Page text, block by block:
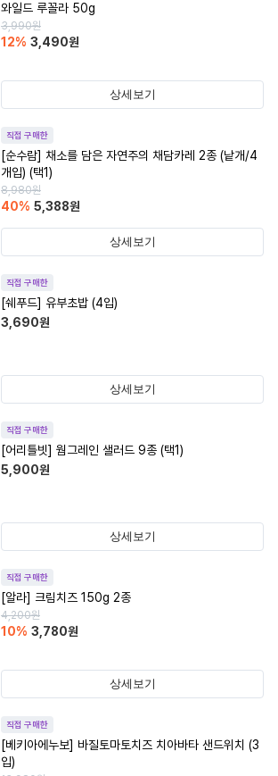
와일드 루꼴라 50g
3,990원
12% 3,490원
상세보기
직접 구매한
[순수람] 채소를 담은 자연주의 채담카레 2종 (낱개/4
개입) (택1)
8,980원
40% 5,388원
상세보기
직접 구매한
[쉐푸드] 유부초밥 (4입)
3,690원
상세보기
직접 구매한
[어리틀빗] 웜그레인 샐러드 9종 (택1)
5,900원
상세보기
직접 구매한
[알라] 크림치즈 150g 2종
4,200원
10% 3,780원
상세보기
직접 구매한
[베키아에누보] 바질토마토치즈 치아바타 샌드위치 (3
입)